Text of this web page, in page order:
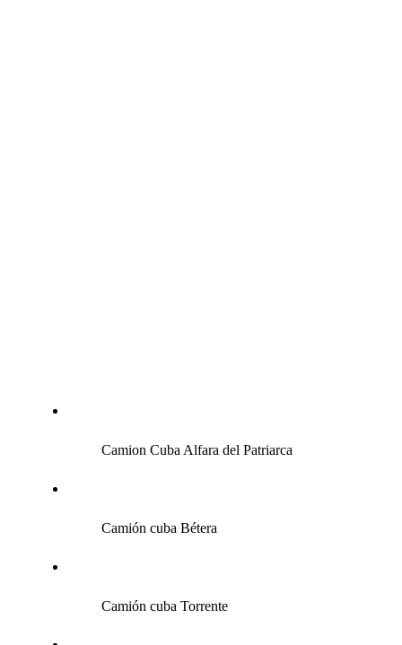
Camion Cuba Alfara del Patriarca
Camión cuba Bétera
Camión cuba Torrente